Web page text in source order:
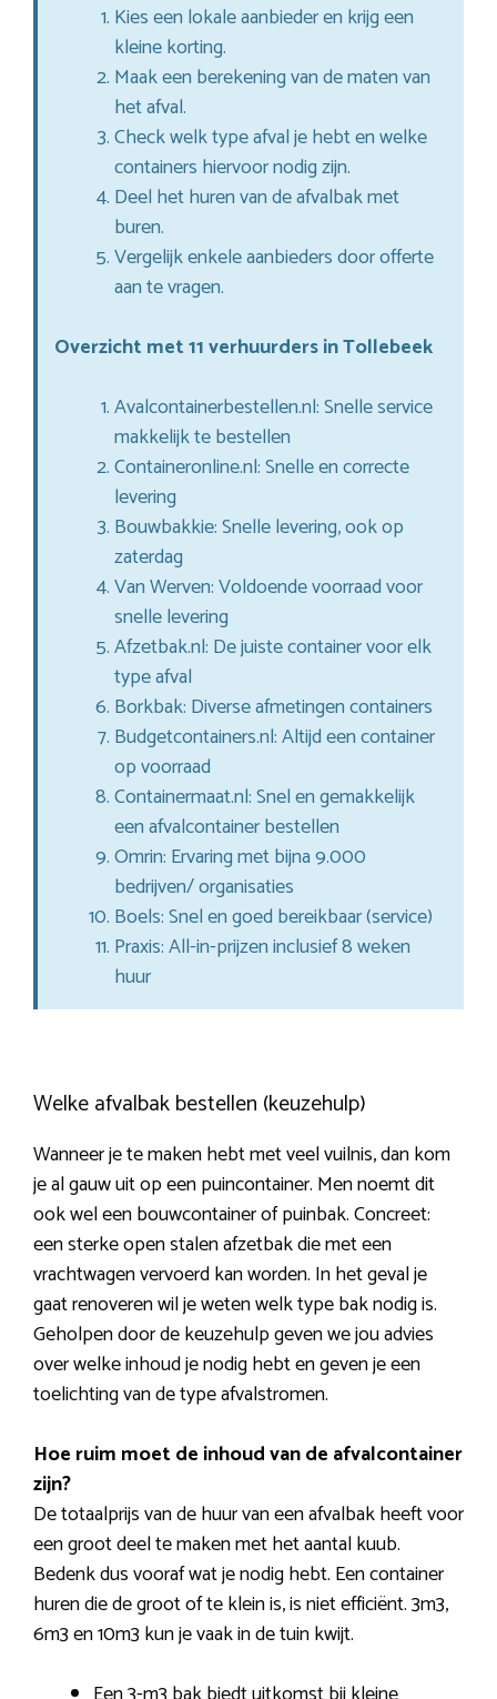
Kies een lokale aanbieder en krijg een
kleine korting.
Maak een berekening van de maten van
het afval.
Check welk type afval je hebt en welke
containers hiervoor nodig zijn.
Deel het huren van de afvalbak met
buren.
Vergelijk enkele aanbieders door offerte
aan te vragen.
Overzicht met 11 verhuurders in Tollebeek
Avalcontainerbestellen.nl: Snelle service
makkelijk te bestellen
Containeronline.nl: Snelle en correcte
levering
Bouwbakkie: Snelle levering, ook op
zaterdag
Van Werven: Voldoende voorraad voor
snelle levering
Afzetbak.nl: De juiste container voor elk
type afval
Borkbak: Diverse afmetingen containers
Budgetcontainers.nl: Altijd een container
op voorraad
Containermaat.nl: Snel en gemakkelijk
een afvalcontainer bestellen
Omrin: Ervaring met bijna 9.000
bedrijven/ organisaties
Boels: Snel en goed bereikbaar (service)
Praxis: All-in-prijzen inclusief 8 weken
huur
Welke afvalbak bestellen (keuzehulp)
Wanneer je te maken hebt met veel vuilnis, dan kom
je al gauw uit op een puincontainer. Men noemt dit
ook wel een bouwcontainer of puinbak. Concreet:
een sterke open stalen afzetbak die met een
vrachtwagen vervoerd kan worden. In het geval je
gaat renoveren wil je weten welk type bak nodig is.
Geholpen door de keuzehulp geven we jou advies
over welke inhoud je nodig hebt en geven je een
toelichting van de type afvalstromen.
Hoe ruim moet de inhoud van de afvalcontainer
zijn?
De totaalprijs van de huur van een afvalbak heeft voor
een groot deel te maken met het aantal kuub.
Bedenk dus vooraf wat je nodig hebt. Een container
huren die de groot of te klein is, is niet efficiënt. 3m3,
6m3 en 10m3 kun je vaak in de tuin kwijt.